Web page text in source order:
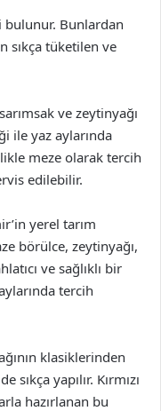
bulunur. Bunlardan
sıkça tüketilen ve
ve zeytinyağı
ile yaz aylarında
meze olarak tercih
edilebilir.
yerel tarım
börülce, zeytinyağı,
ve sağlıklı bir
tercih
klasiklerinden
yapılır. Kırmızı
hazırlanan bu